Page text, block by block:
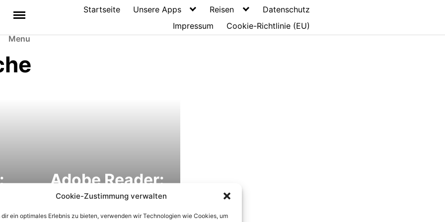
Menu
Startseite Unsere Apps Reisen
Datenschutz
Impressum
Cookie-Richtlinie (EU)
Adobe Reader:
Gleichzeitige
Cookie-Zustimmung verwalten
dir ein optimales Erlebnis zu bieten, verwenden wir Technologien wie Cookies, um